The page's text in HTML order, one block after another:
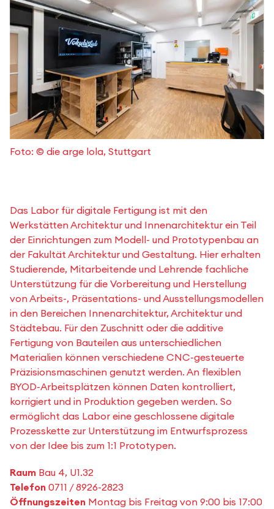
Foto: © die arge lola, Stuttgart
Das Labor für digitale Fertigung ist mit den
Werkstätten Architektur und Innenarchitektur ein Teil
der Einrichtungen zum Modell- und Prototypenbau an
der Fakultät Architektur und Gestaltung. Hier erhalten
Studierende, Mitarbeitende und Lehrende fachliche
Unterstützung für die Vorbereitung und Herstellung
von Arbeits-, Präsentations- und Ausstellungsmodellen
in den Bereichen Innenarchitektur, Architektur und
Städtebau. Für den Zuschnitt oder die additive
Fertigung von Bauteilen aus unterschiedlichen
Materialien können verschiedene CNC-gesteuerte
Präzisionsmaschinen genutzt werden. An flexiblen
BYOD-Arbeitsplätzen können Daten kontrolliert,
korrigiert und in Produktion gegeben werden. So
ermöglicht das Labor eine geschlossene digitale
Prozesskette zur Unterstützung im Entwurfsprozess
von der Idee bis zum 1:1 Prototypen.
Raum Bau 4, U1.32
Telefon 0711 / 8926-2823
Öffnungszeiten Montag bis Freitag von 9:00 bis 17:00